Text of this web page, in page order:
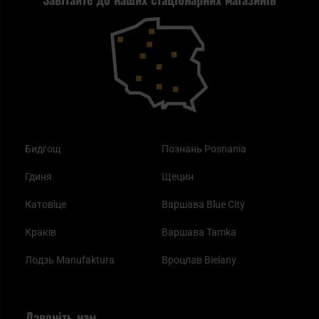
Бидгощ
Гдиня
Катовіце
Краків
Лодзь Manufaktura
Познань Posnania
Щецин
Варшава Blue City
Варшава Tamka
Вроцлав Bielany
Як працює маска від смогу?
Найкращі спальні мішки на осінь